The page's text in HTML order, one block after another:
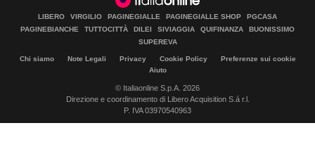
LIBERO VIRGILIO PAGINEGIALLE PAGINEGIALLE SHOP
PGCASA
PAGINEBIANCHE
TUTTOCITTÀ DILEI SIVIAGGIA QUIFINANZA
BUONISSIMO
SUPEREVA
Chi siamo Note Legali Privacy Cookie Policy
Preferenze sui cookie
Aiuto
© Italiaonline S.p.A. 2026
Direzione e coordinamento di Libero Acquisition S.á r.l.
P. IVA 03970540963